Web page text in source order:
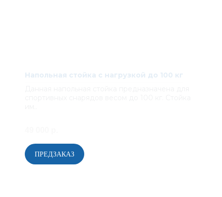
Напольная стойка с нагрузкой до 100 кг